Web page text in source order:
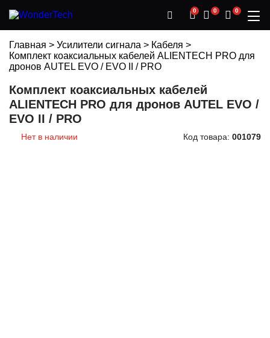
0 0 0
Главная > Усилители сигнала > Кабеля >
Комплект коаксиальных кабелей ALIENTECH PRO для
дронов AUTEL EVO / EVO II / PRO
Комплект коаксиальных кабелей
ALIENTECH PRO для дронов AUTEL EVO /
EVO II / PRO
Нет в наличии Код товара: 001079